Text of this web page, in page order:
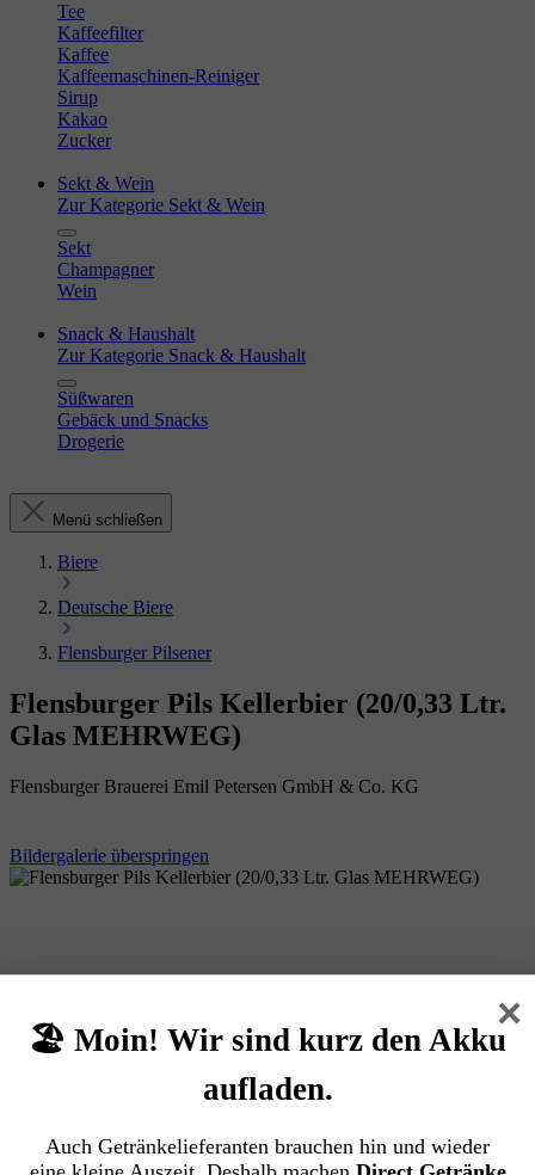
Tee
Kaffeefilter
Kaffee
Kaffeemaschinen-Reiniger
Sirup
Kakao
Zucker
Sekt & Wein
Zur Kategorie Sekt & Wein
Sekt
Champagner
Wein
Snack & Haushalt
Zur Kategorie Snack & Haushalt
Süßwaren
Gebäck und Snacks
Drogerie
Menü schließen
Biere
Deutsche Biere
Flensburger Pilsener
Flensburger Pils Kellerbier (20/0,33 Ltr.
Glas MEHRWEG)
Flensburger Brauerei Emil Petersen GmbH & Co. KG
Bildergalerie überspringen
×
🏖️ Moin! Wir sind kurz den Akku
aufladen.
Auch Getränkelieferanten brauchen hin und wieder